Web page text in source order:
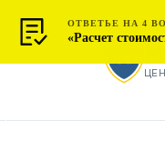
ОТВЕТЬЕ НА 4
«Расчет